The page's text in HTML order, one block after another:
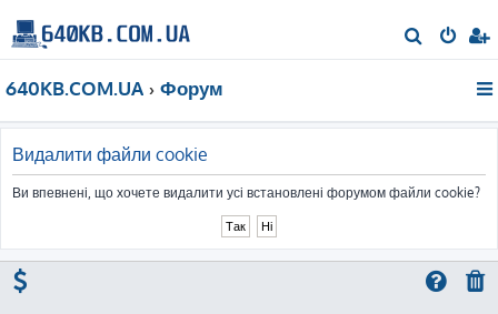
о
640KB.COM.UA Форум
Видалити файли cookie
Ви впевнені, що хочете видалити усі встановлені форумом файли cookie?